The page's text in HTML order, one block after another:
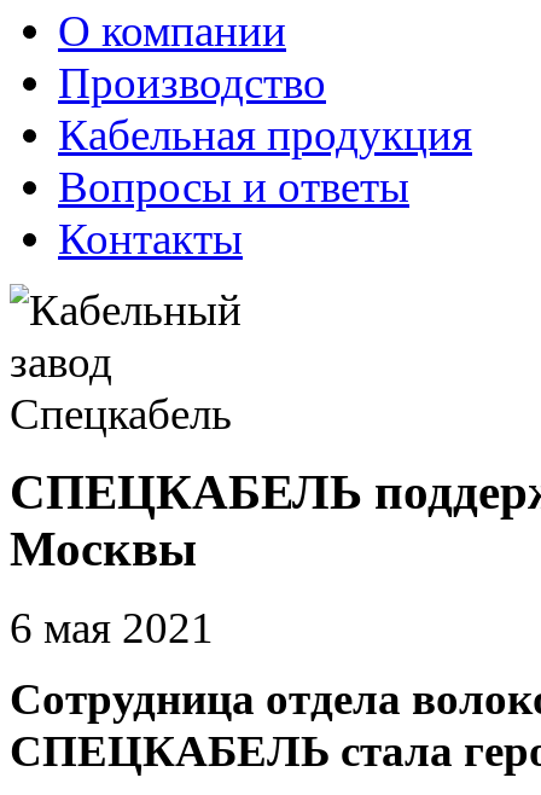
О компании
Производство
Кабельная продукция
Вопросы и ответы
Контакты
СПЕЦКАБЕЛЬ
Москвы
6 мая 2021
Сотрудница отдела
СПЕЦКАБЕЛЬ стала